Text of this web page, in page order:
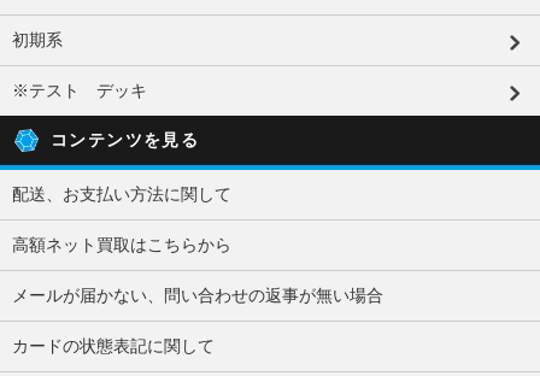
初期系
※テスト デッキ
コンテンツを見る
配送、お支払い方法に関して
高額ネット買取はこちらから
メールが届かない、問い合わせの返事が無い場合
カードの状態表記に関して